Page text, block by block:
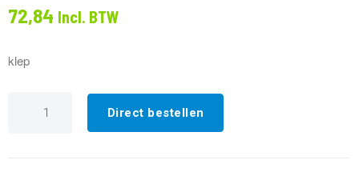
72,84 Incl. BTW
klep
TerugslagklephouderDirect bestellen